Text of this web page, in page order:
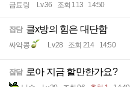
금툐링 Lv.36 조회 113 14:50
잡담 클x방의 힘은 대단함
싸악콩 Lv.28 조회 214 14:50
잡담 로아 지금 할만한가요?